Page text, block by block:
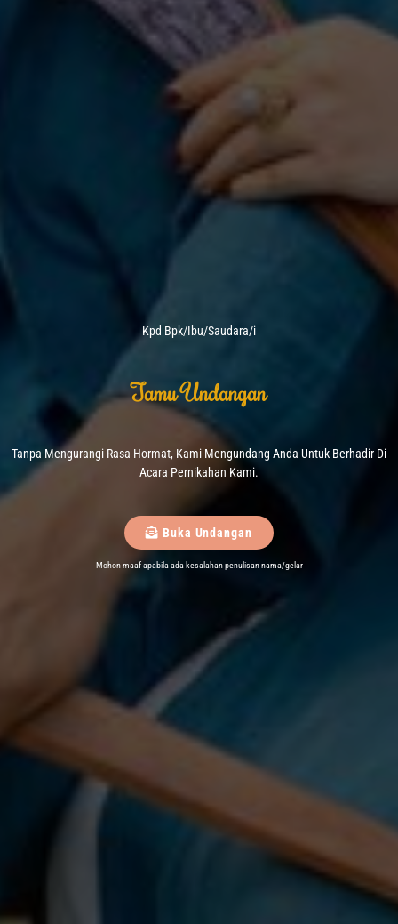
Kpd Bpk/Ibu/Saudara/i
Tamu Undangan
Tanpa Mengurangi Rasa Hormat, Kami Mengundang Anda Untuk Berhadir Di
Acara Pernikahan Kami.
Buka Undangan
Mohon maaf apabila ada kesalahan penulisan nama/gelar